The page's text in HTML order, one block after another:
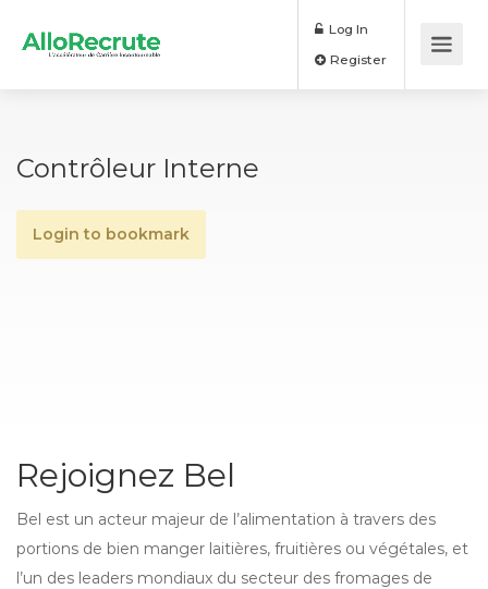
Log In
Contrôleur Interne
Login to bookmark
Rejoignez Bel
Bel est un acteur majeur de l’alimentation à travers des
portions de bien manger laitières, fruitières ou végétales, et
l’un des leaders mondiaux du secteur des fromages de